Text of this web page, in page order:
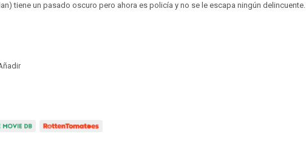
tiene un pasado oscuro pero ahora es policía y no se le escapa ningún delincuente.